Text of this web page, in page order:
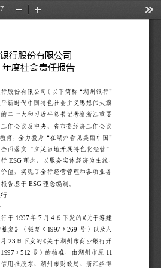
Zoom
行股份有限公司
年度社会责任报告
行股份有限公司（以下简称“湖州银行”
新时代中国特色社会主义思想伟大旗
二十大和习近平总书记考察浙江重要
作会议及中央、省市委经济工作会议
育，全力投身“在湖州看见美丽中国”
面落实“立足当地开展特色化经营”
ESG理念，以服务实体经济为主线，
值，实现了全行经营管理和各项业务
告基于 ESG理念编制 。
于 1997年 7 月 4 日下发的《关于筹建
复》（银复 ﹝ 1997﹞ 269 号）以及人
月 23 日下发的《关于湖州市商业银行开
1997﹞512 号）的核准，由湖州市原 11
用社股东、湖州市财政局、浙江丝得